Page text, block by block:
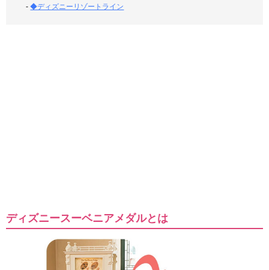
-◆ディズニーリゾートライン
ディズニースーベニアメダルとは